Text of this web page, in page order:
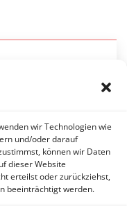
wir Technologien wie
und/oder darauf
können wir Daten
dieser Website
erteilst oder zurückziehst,
beeinträchtigt werden.
+ Futtermittel)